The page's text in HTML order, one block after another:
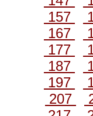
157
167
177
187
197
207